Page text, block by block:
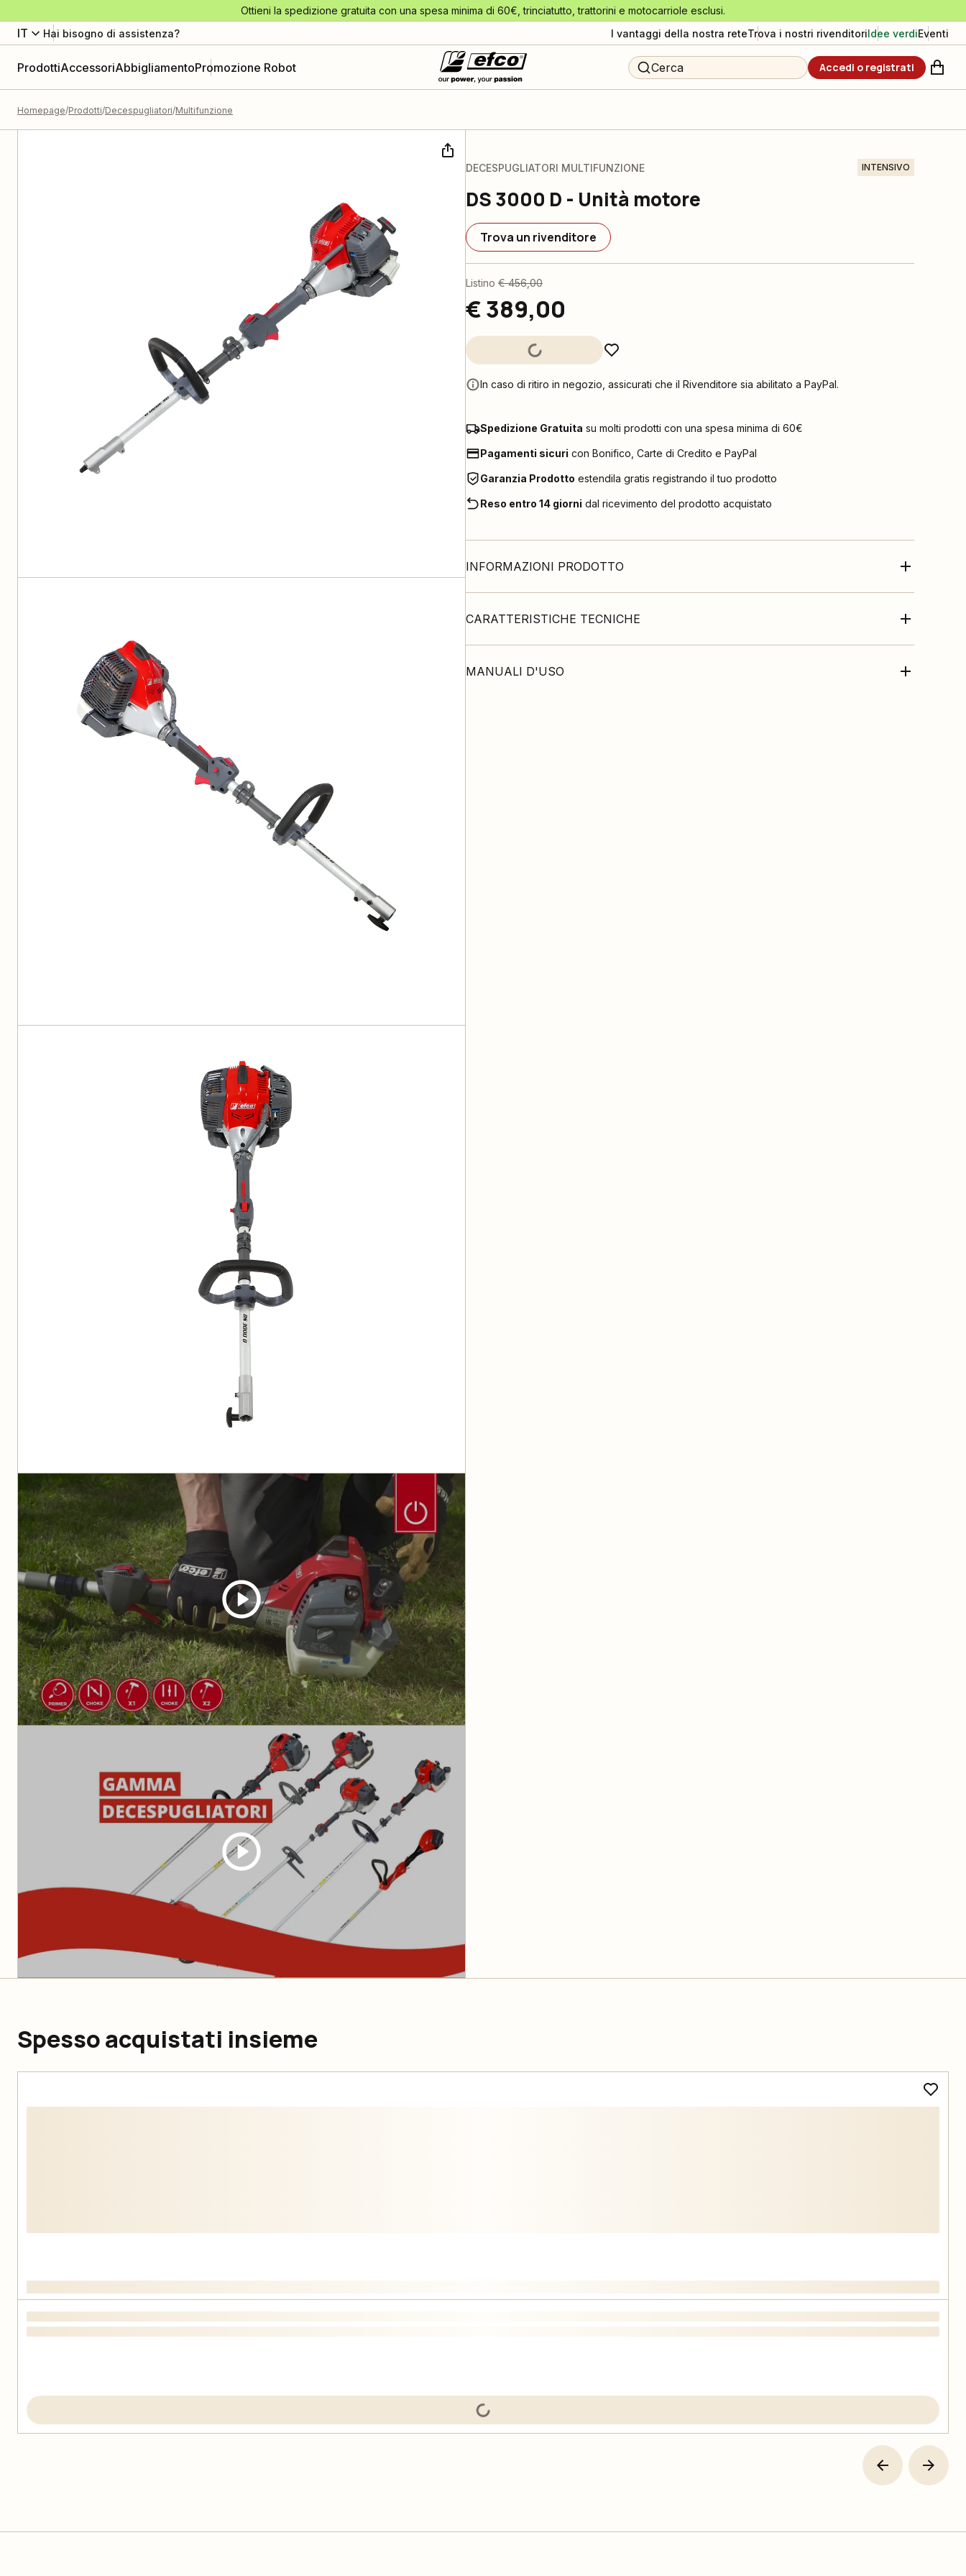
Ottieni la spedizione gratuita con una spesa minima di 60€, trinciatutto, trattorini e motocarriole esclusi.
IT Hai bisogno di assistenza? I vantaggi della nostra reteTrova i nostri rivenditoriIdee verdiEventi
ProdottiAccessoriAbbigliamentoPromozione Robot Cerca Accedi o registrati
Homepage Prodotti Decespugliatori Multifunzione
DECESPUGLIATORI MULTIFUNZIONE INTENSIVO
DS 3000 D - Unità motore
Trova un rivenditore
Listino € 456,00
€ 389,00
In caso di ritiro in negozio, assicurati che il Rivenditore sia abilitato a PayPal.
Spedizione Gratuita su molti prodotti con una spesa minima di 60€
Pagamenti sicuri con Bonifico, Carte di Credito e PayPal
Garanzia Prodotto estendila gratis registrando il tuo prodotto
Reso entro 14 giorni dal ricevimento del prodotto acquistato
INFORMAZIONI PRODOTTO
CARATTERISTICHE TECNICHE
MANUALI D'USO
Spesso acquistati insieme